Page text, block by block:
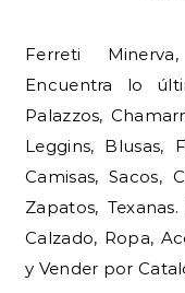
Ferreti Minerva, Catalogo Ferreti Minerva.
Encuentra lo
Palazzos,
Leggins, Blusas,
Camisas, Sacos,
Zapatos,
Calzado, Ropa,
y Vender por